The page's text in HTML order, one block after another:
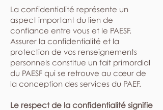
La confidentialité représente un
aspect important du lien de
confiance entre vous et le PAESF.
Assurer la confidentialité et la
protection de vos renseignements
personnels constitue un fait primordial
du PAESF qui se retrouve au cœur de
la conception des services du PAEF.
Le respect de la confidentialité signifie